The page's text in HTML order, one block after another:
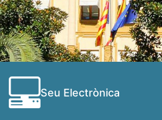
Seu Electrònica